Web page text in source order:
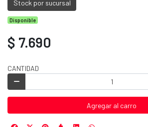
Stock por sucursal
Disponible
$ 7.690
CANTIDAD
Agregar al carro